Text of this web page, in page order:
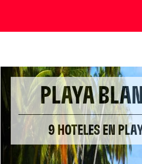
PLAYA
9 HOTELES EN